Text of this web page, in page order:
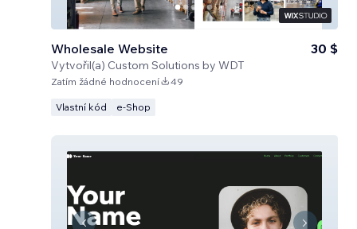
Wholesale Website
Vytvořil(a) Custom Solutions by WDT
30 $
Zatím žádné hodnocení 49
Vlastní kód e‑Shop